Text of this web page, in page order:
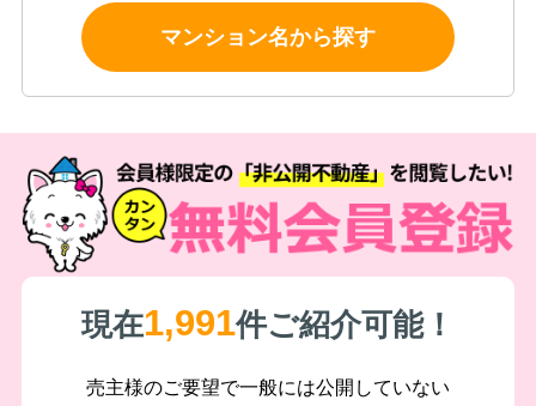
マンション名から探す
現在1,991件ご紹介可能！
売主様のご要望で一般には公開していない